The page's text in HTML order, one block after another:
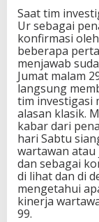
Saat tim
Ur sebagai
konfirmasi
beberapa
menjawab
Jumat malam
langsung
tim investigasi
alasan klasik.
kabar dari
hari Sabtu
wartawan atau
dan sebagai
di lihat dan di
mengetahui
kinerja
99.